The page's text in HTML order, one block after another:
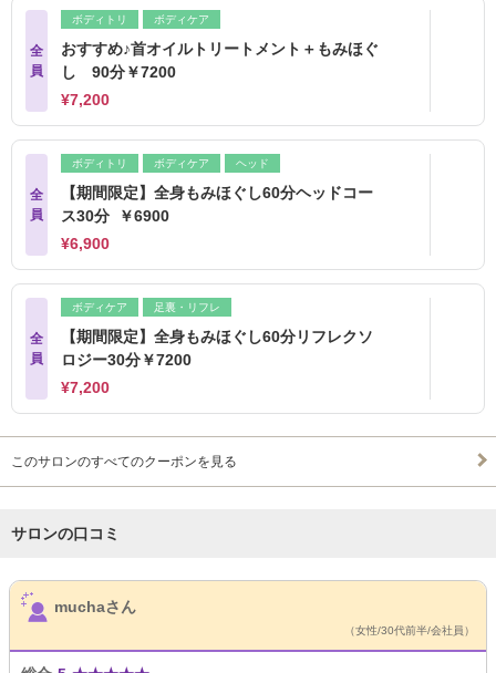
全
員
ボディトリ ボディケア
おすすめ♪首オイルトリートメント＋もみほぐ
し 90分￥7200
¥7,200
全
員
ボディトリ ボディケア ヘッド
【期間限定】全身もみほぐし60分ヘッドコー
ス30分 ￥6900
¥6,900
全
員
ボディケア 足裏・リフレ
【期間限定】全身もみほぐし60分リフレクソ
ロジー30分￥7200
¥7,200
このサロンのすべてのクーポンを見る
サロンの口コミ
サロンPick Up
muchaさん
（女性/30代前半/会社員）